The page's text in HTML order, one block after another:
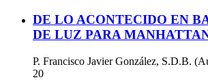
DE LO ACONTECIDO EN
DE LUZ PARA
P. Francisco Javier González, S.D.B.
20